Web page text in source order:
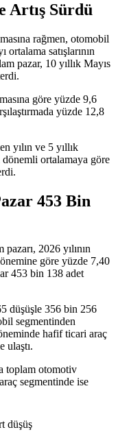
Artış Sürdü
rağmen, otomobil
ortalama satışlarının
pazar, 10 yıllık Mayıs
göre yüzde 9,6
yüzde 12,8
yılın ve 5 yıllık
dönemli ortalamaya göre
453 Bin
2026 yılının
göre yüzde 7,40
453 bin 138 adet
düşüşle 356 bin 256
segmentinden
hafif ticari araç
ulaştı.
toplam otomotiv
segmentinde ise
düşüş